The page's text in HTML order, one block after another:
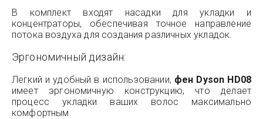
В комплект входят насадки для укладки и
концентраторы, обеспечивая точное направление
потока воздуха для создания различных укладок.
Эргономичный дизайн:
Легкий и удобный в использовании, фен Dyson HD08
имеет эргономичную конструкцию, что делает
процесс укладки ваших волос максимально
комфортным.